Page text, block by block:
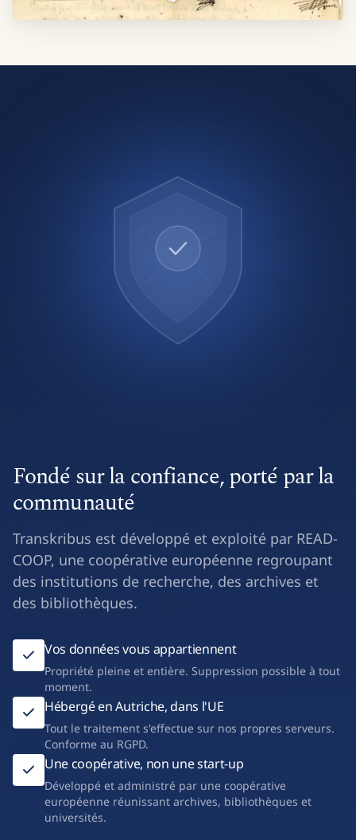
Fondé sur la confiance, porté par la
communauté
Transkribus est développé et exploité par READ-
COOP, une coopérative européenne regroupant
des institutions de recherche, des archives et
des bibliothèques.
Vos données vous appartiennent
Propriété pleine et entière. Suppression possible à tout
moment.
Hébergé en Autriche, dans l'UE
Tout le traitement s'effectue sur nos propres serveurs.
Conforme au RGPD.
Une coopérative, non une start-up
Développé et administré par une coopérative
européenne réunissant archives, bibliothèques et
universités.